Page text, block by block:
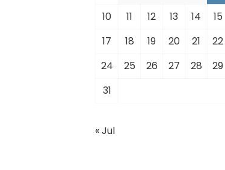
10
11 12 13 14 15
17
18 19 20 21 22
24
25 26 27 28 29
31
« Jul